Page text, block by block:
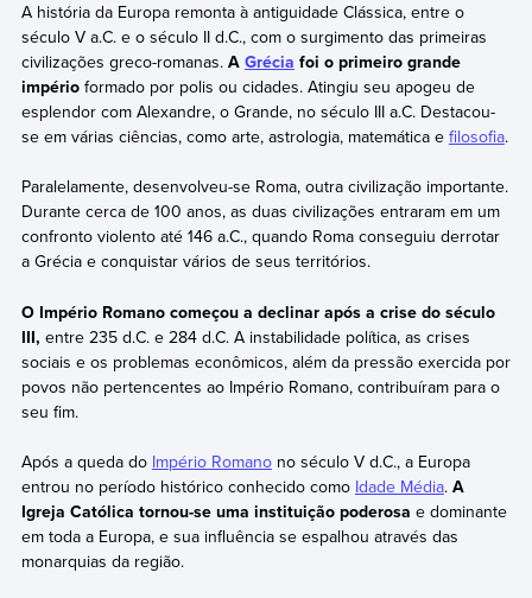
A história da Europa remonta à antiguidade Clássica, entre o
século V a.C. e o século II d.C., com o surgimento das primeiras
civilizações greco-romanas. A Grécia foi o primeiro grande
impérioformado por polis ou cidades. Atingiu seu apogeu de
esplendor com Alexandre, o Grande, no século III a.C. Destacou-
se em várias ciências, como arte, astrologia, matemática e filosofia.
Paralelamente, desenvolveu-se Roma, outra civilização importante.
Durante cerca de 100 anos, as duas civilizações entraram em um
confronto violento até 146 a.C., quando Roma conseguiu derrotar
a Grécia e conquistar vários de seus territórios.
O Império Romano começou a declinar após a crise do século
III, entre 235 d.C. e 284 d.C. A instabilidade política, as crises
sociais e os problemas econômicos, além da pressão exercida por
povos não pertencentes ao Império Romano, contribuíram para o
seu fim.
Após a queda do Império Romanono século V d.C., a Europa
entrou no período histórico conhecido como Idade Média. A
Igreja Católica tornou-se uma instituição poderosa e dominante
em toda a Europa, e sua influência se espalhou através das
monarquias da região.